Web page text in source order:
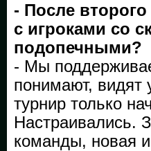
- После
с игроками со
подопечными?
- Мы
понимают, видят
турнир только
Настраивались.
команды, новая